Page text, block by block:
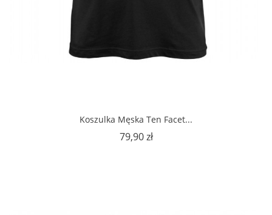
Koszulka Męska Ten Facet...
79,90 złCena